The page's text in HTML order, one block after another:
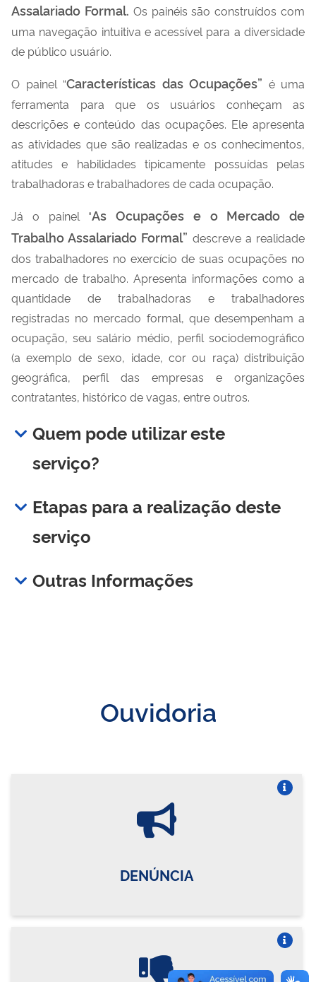
Assalariado Formal. Os painéis são construídos com
uma navegação intuitiva e acessível para a diversidade
de público usuário.
O painel “Características das Ocupações” é uma
ferramenta para que os usuários conheçam as
descrições e conteúdo das ocupações. Ele apresenta
as atividades que são realizadas e os conhecimentos,
atitudes e habilidades tipicamente possuídas pelas
trabalhadoras e trabalhadores de cada ocupação.
Já o painel “As Ocupações e o Mercado de
Trabalho Assalariado Formal” descreve a realidade
dos trabalhadores no exercício de suas ocupações no
mercado de trabalho. Apresenta informações como a
quantidade de trabalhadoras e trabalhadores
registradas no mercado formal, que desempenham a
ocupação, seu salário médio, perfil sociodemográfico
(a exemplo de sexo, idade, cor ou raça) distribuição
geográfica, perfil das empresas e organizações
contratantes, histórico de vagas, entre outros.
Quem pode utilizar este
serviço?
Etapas para a realização deste
serviço
Outras Informações
Ouvidoria
DENÚNCIA